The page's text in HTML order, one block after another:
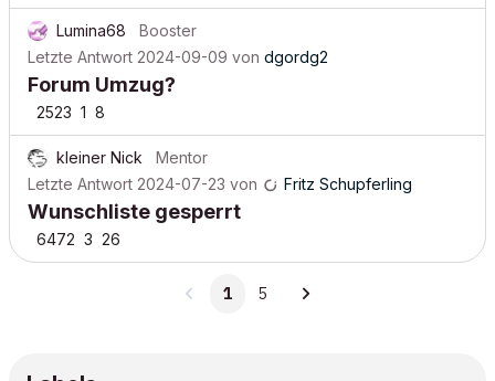
Lumina68
Booster
Letzte Antwort 2024-09-09 von dgordg2
Forum Umzug?
2523 1 8
kleiner Nick
Mentor
Letzte Antwort 2024-07-23 von Fritz Schupferling
Wunschliste gesperrt
6472 3 26
1 5